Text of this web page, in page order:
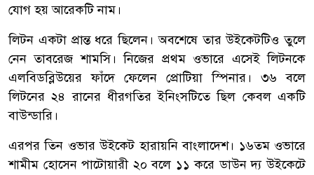
যোগ হয় আরেকটি নাম।
লিটন একটা প্রান্ত ধরে ছিলেন। অবশেষে তার উইকেটটিও তুলে
নেন তাবরেজ শামসি। নিজের প্রথম ওভারে এসেই লিটনকে
এলবিডব্লিউয়ের ফাঁদে ফেলেন প্রোটিয়া স্পিনার। ৩৬ বলে
লিটনের ২৪ রানের ধীরগতির ইনিংসটিতে ছিল কেবল একটি
বাউন্ডারি।
এরপর তিন ওভার উইকেট হারায়নি বাংলাদেশ। ১৬তম ওভারে
শামীম হোসেন পাটোয়ারী ২০ বলে ১১ করে ডাউন দ্য উইকেটে